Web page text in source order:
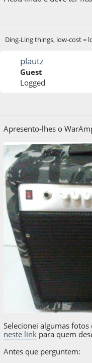
Ding-Ling things, low-cost
plautz
Guest
Logged
Apresento-lhes o
Selecionei algumas
neste link para quem
Antes que perguntem: